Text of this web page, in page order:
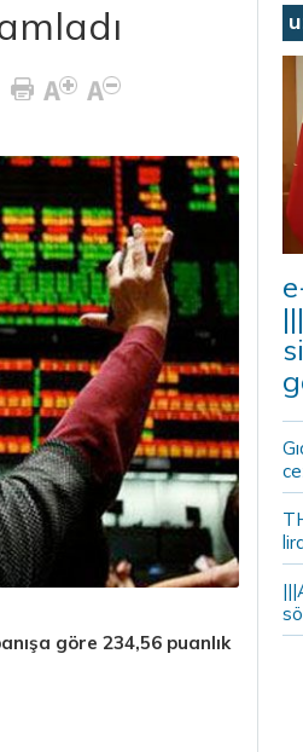
göre 234,56 puanlık